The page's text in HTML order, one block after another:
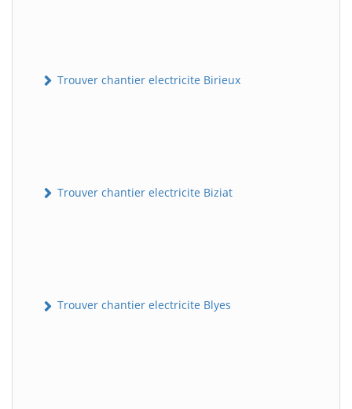
Trouver chantier electricite Birieux
Trouver chantier electricite Biziat
Trouver chantier electricite Blyes